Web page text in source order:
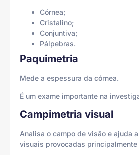
Córnea;
Cristalino;
Conjuntiva;
Pálpebras.
Paquimetria
Mede a espessura da córnea.
É um exame importante na
Campimetria visual
Analisa o campo de visão e ajuda
visuais provocadas principalmente